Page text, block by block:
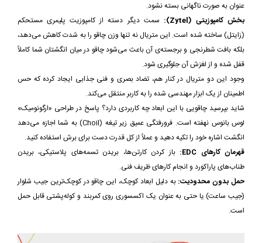
عنوان به صورت ناگهانی بسته نشود.
بخش کامپوزیتی (Zytel):
سمت دیگر دسته از کامپوزیت پلیمری مستحکم
(زایتل) ساخته شده است. این متریال نه تنها وزن چاقو را به شدت کاهش می‌دهد،
بلکه بافت شطرنجی و برجسته‌ی آن باعث می‌شود چاقو در میان انگشتان شما کاملاً
قفل شده و از لغزش آن جلوگیری شود.
وجود این دو متریال در کنار هم، تضاد بصری و فنی جذابی ایجاد کرده که حس
اطمینان از یک ابزار مهندسی شده را به کاربر منتقل می‌کند.
شاید بپرسید چاقویی با این ابعاد چه کاربردی دارد؟ پاسخ در طراحی «ارگونومیک»
لوس بانوس نهفته است. فرورفتگی عمیق زیر تیغه (Choil) به شما اجازه می‌دهد
انگشت اشاره خود را تکیه دهید و عملاً از کل قدرت دست برای برش استفاده کنید.
قهرمان کارهای EDC:
باز کردن کارتن‌ها، بریدن تسمه‌های پلاستیکی، بریدن
طناب‌های پاراکورد و انجام کارهای ظریف فنی.
حمل بدون محدودیت: به دلیل ابعاد کوچک، این چاقو در کوچک‌ترین جیب شلوار
(جیب ساعت) یا حتی به عنوان یک اکسسوری روی کمربند و کوله‌پشتی قابل حمل
است.